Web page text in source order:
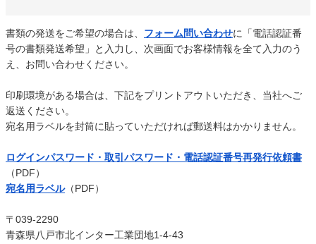
書類の発送をご希望の場合は、 フォーム問い合わせに「電話認証番
号の書類発送希望」と入力し、次画面でお客様情報を全て入力のう
え、お問い合わせください。
印刷環境がある場合は、下記をプリントアウトいただき、当社へご
返送ください。
宛名用ラベルを封筒に貼っていただければ郵送料はかかりません。
ログインパスワード・取引パスワード・電話認証番号再発行依頼書
（PDF）
宛名用ラベル（PDF）
〒039-2290
青森県八戸市北インター工業団地1-4-43